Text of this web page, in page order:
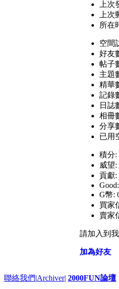
上
上
所在
空間
好友
帖子
主題
精華
記錄
日誌
相冊
分享
已用
積分:
威望:
貢獻:
G幣:
買家
賣家
請加入到
加為好友
聯絡我們|Archiver| 2000FUN論壇